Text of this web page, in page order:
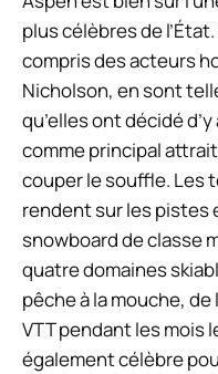
plus célèbres de
compris des acteurs
Nicholson, en sont
qu’elles ont décidé
comme principal
couper le souffle. Les
rendent sur les pistes
snowboard de classe
quatre domaines
pêche à la mouche,
VTT pendant les mois
également célèbre